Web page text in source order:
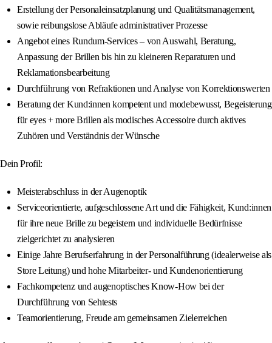
Erstellung der Personaleinsatzplanung und Qualitätsmanagement,
sowie reibungslose Abläufe administrativer Prozesse
Angebot eines Rundum‑Services – von Auswahl, Beratung,
Anpassung der Brillen bis hin zu kleineren Reparaturen und
Reklamationsbearbeitung
Durchführung von Refraktionen und Analyse von Korrektionswerten
Beratung der Kund:innen kompetent und modebewusst, Begeisterung
für eyes + more Brillen als modisches Accessoire durch aktives
Zuhören und Verständnis der Wünsche
Dein Profil:
Meisterabschluss in der Augenoptik
Serviceorientierte, aufgeschlossene Art und die Fähigkeit, Kund:innen
für ihre neue Brille zu begeistern und individuelle Bedürfnisse
zielgerichtet zu analysieren
Einige Jahre Berufserfahrung in der Personalführung (idealerweise als
Store Leitung) und hohe Mitarbeiter- und Kundenorientierung
Fachkompetenz und augenoptisches Know‑How bei der
Durchführung von Sehtests
Teamorientierung, Freude am gemeinsamen Zielerreichen